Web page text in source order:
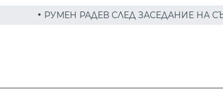
ЗАСЕДАНИЕ НА СЪВЕТА ПО